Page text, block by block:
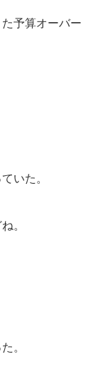
予算オーバー
いた。
。
。